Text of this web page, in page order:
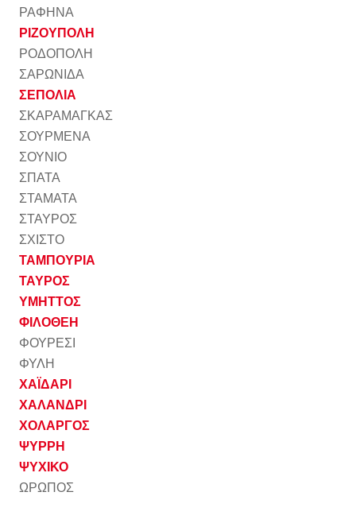
ΡΑΦΗΝΑ
ΡΙΖΟΥΠΟΛΗ
ΡΟΔΟΠΟΛΗ
ΣΑΡΩΝΙΔΑ
ΣΕΠΟΛΙΑ
ΣΚΑΡΑΜΑΓΚΑΣ
ΣΟΥΡΜΕΝΑ
ΣΟΥΝΙΟ
ΣΠΑΤΑ
ΣΤΑΜΑΤΑ
ΣΤΑΥΡΟΣ
ΣΧΙΣΤΟ
ΤΑΜΠΟΥΡΙΑ
ΤΑΥΡΟΣ
ΥΜΗΤΤΟΣ
ΦΙΛΟΘΕΗ
ΦΟΥΡΕΣΙ
ΦΥΛΗ
ΧΑΪΔΑΡΙ
ΧΑΛΑΝΔΡΙ
ΧΟΛΑΡΓΟΣ
ΨΥΡΡΗ
ΨΥΧΙΚΟ
ΩΡΩΠΟΣ